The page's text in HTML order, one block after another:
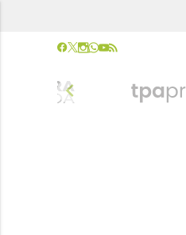
chevron_left